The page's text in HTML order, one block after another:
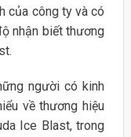
của công ty và có
nhận biết thương
người có kinh
về thương hiệu
Ice Blast, trong